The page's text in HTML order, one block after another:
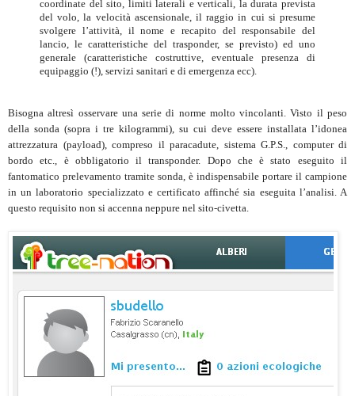
coordinate del sito, limiti laterali e verticali, la durata prevista
del volo, la velocità ascensionale, il raggio in cui si presume
svolgere l’attività, il nome e recapito del responsabile del
lancio, le caratteristiche del trasponder, se previsto) ed uno
generale (caratteristiche costruttive, eventuale presenza di
equipaggio (!), servizi sanitari e di emergenza ecc).
Bisogna altresì osservare una serie di norme molto vincolanti. Visto il peso
della sonda (sopra i tre kilogrammi), su cui deve essere installata l’idonea
attrezzatura (payload), compreso il paracadute, sistema G.P.S., computer di
bordo etc., è obbligatorio il transponder. Dopo che è stato eseguito il
fantomatico prelevamento tramite sonda, è indispensabile portare il campione
in un laboratorio specializzato e certificato affinché sia eseguita l’analisi. A
questo requisito non si accenna neppure nel sito-civetta.